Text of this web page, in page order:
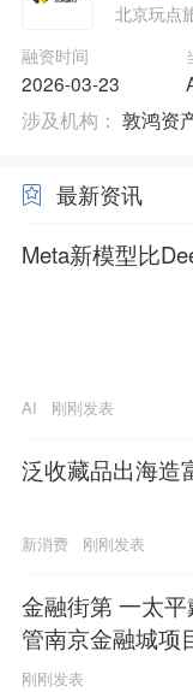
北京玩点
融资时间
2026-03-23
涉及机构： 敦鸿资
最新资讯
Meta新模型比
AI 刚刚发表
泛收藏品出海造
新消费 刚刚发表
金融街第 一太
管南京金融城项
业服务行业示范
刚刚发表